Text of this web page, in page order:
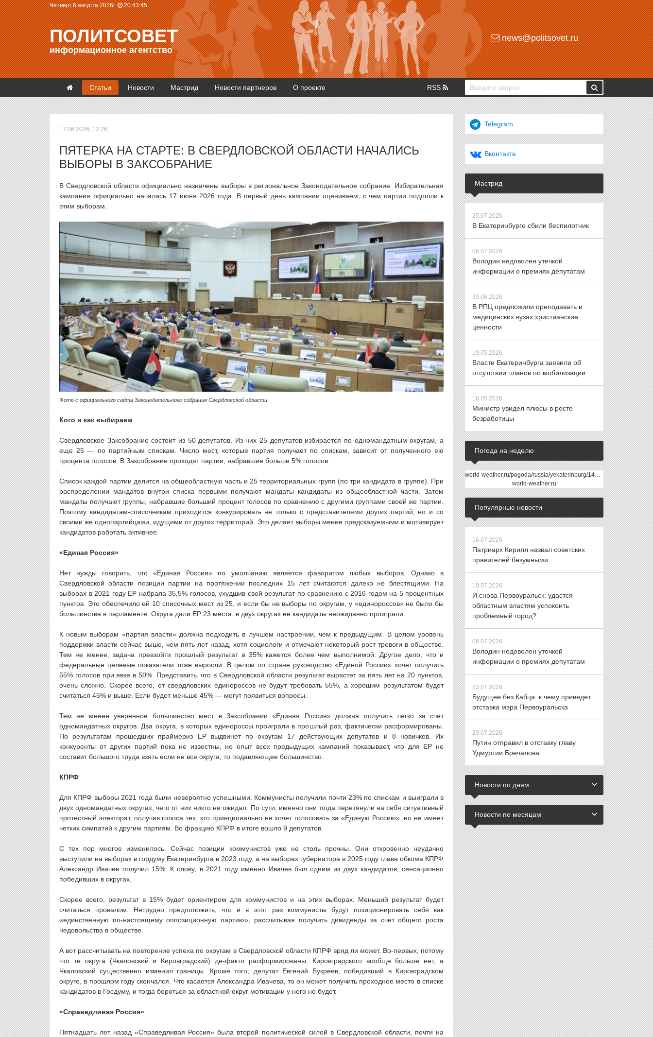
Четверг 6 августа 2026г. 20:43:47
ПОЛИТСОВЕТ
информационное агентство
news@politsovet.ru
Статьи Новости Мастрид Новости партнеров О проекте RSS
17.06.2026, 12:26
ПЯТЕРКА НА СТАРТЕ: В СВЕРДЛОВСКОЙ ОБЛАСТИ НАЧАЛИСЬ
ВЫБОРЫ В ЗАКСОБРАНИЕ
В Свердловской области официально назначены выборы в региональное Законодательное собрание. Избирательная
кампания официально началась 17 июня 2026 года. В первый день кампании оцениваем, с чем партии подошли к
этим выборам.
Фото с официального сайта Законодательного собрания Свердловской области
Кого и как выбираем
Свердловское Заксобрание состоит из 50 депутатов. Из них 25 депутатов избирается по одномандатным округам, а
еще 25 — по партийным спискам. Число мест, которые партия получает по спискам, зависит от полученного ею
процента голосов. В Заксобрание проходят партии, набравшие больше 5% голосов.
Список каждой партии делится на общеобластную часть и 25 территориальных групп (по три кандидата в группе). При
распределении мандатов внутри списка первыми получают мандаты кандидаты из общеобластной части. Затем
мандаты получают группы, набравшие больший процент голосов по сравнению с другими группами своей же партии.
Поэтому кандидатам-списочникам приходится конкурировать не только с представителями других партий, но и со
своими же однопартийцами, идущими от других территорий. Это делает выборы менее предсказуемыми и мотивирует
кандидатов работать активнее.
«Единая Россия»
Нет нужды говорить, что «Единая Россия» по умолчанию является фаворитом любых выборов. Однако в
Свердловской области позиции партии на протяжении последних 15 лет считаются далеко не блестящими. На
выборах в 2021 году ЕР набрала 35,5% голосов, ухудшив свой результат по сравнению с 2016 годом на 5 процентных
пунктов. Это обеспечило ей 10 списочных мест из 25, и если бы не выборы по округам, у «единороссов» не было бы
большинства в парламенте. Округа дали ЕР 23 места: в двух округах ее кандидаты неожиданно проиграли.
К новым выборам «партия власти» должна подходить в лучшем настроении, чем к предыдущим. В целом уровень
поддержки власти сейчас выше, чем пять лет назад, хотя социологи и отмечают некоторый рост тревоги в обществе.
Тем не менее, задача превзойти прошлый результат в 35% кажется более чем выполнимой. Другое дело, что и
федеральные целевые показатели тоже выросли. В целом по стране руководство «Единой России» хочет получить
55% голосов при явке в 50%. Представить, что в Свердловской области результат вырастет за пять лет на 20 пунктов,
очень сложно. Скорее всего, от свердловских единороссов не будут требовать 55%, а хорошим результатом будет
считаться 45% и выше. Если будет меньше 45% — могут появиться вопросы.
Тем не менее уверенное большинство мест в Заксобрании «Единая Россия» должна получить легко за счет
одномандатных округов. Два округа, в которых единороссы проиграли в прошлый раз, фактически расформированы.
По результатам прошедших праймериз ЕР выдвинет по округам 17 действующих депутатов и 8 новичков. Их
конкуренты от других партий пока не известны, но опыт всех предыдущих кампаний показывает, что для ЕР не
составит большого труда взять если не все округа, то подавляющее большинство.
КПРФ
Для КПРФ выборы 2021 года были невероятно успешными. Коммунисты получили почти 23% по спискам и выиграли в
двух одномандатных округах, чего от них никто не ожидал. По сути, именно они тогда перетянули на себя ситуативный
протестный электорат, получив голоса тех, кто принципиально не хочет голосовать за «Единую Россию», но не имеет
четких симпатий к другим партиям. Во фракцию КПРФ в итоге вошло 9 депутатов.
С тех пор многое изменилось. Сейчас позиции коммунистов уже не столь прочны. Они откровенно неудачно
выступили на выборах в гордуму Екатеринбурга в 2023 году, а на выборах губернатора в 2025 году глава обкома КПРФ
Александр Ивачев получил 15%. К слову, в 2021 году именно Ивачев был одним из двух кандидатов, сенсационно
победивших в округах.
Скорее всего, результат в 15% будет ориентиром для коммунистов и на этих выборах. Меньший результат будет
считаться провалом. Нетрудно предположить, что и в этот раз коммунисты будут позиционировать себя как
«единственную по-настоящему оппозиционную партию», рассчитывая получить дивиденды за счет общего роста
недовольства в обществе.
А вот рассчитывать на повторение успеха по округам в Свердловской области КПРФ вряд ли может. Во-первых, потому
что те округа (Чкаловский и Кировградский) де-факто расформированы: Кировградского вообще больше нет, а
Чкаловский существенно изменил границы. Кроме того, депутат Евгений Букреев, победивший в Кировградском
округе, в прошлом году скончался. Что касается Александра Ивачева, то он может получить проходное место в списке
кандидатов в Госдуму, и тогда бороться за областной округ мотивации у него не будет.
«Справедливая Россия»
Пятнадцать лет назад «Справедливая Россия» была второй политической силой в Свердловской области, почти на
Telegram
Вконтакте
Мастрид
25.07.2026
В Екатеринбурге сбили беспилотник
08.07.2026
Володин недоволен утечкой
информации о премиях депутатам
30.06.2026
В РПЦ предложили преподавать в
медицинских вузах христианские
ценности
19.05.2026
Власти Екатеринбурга заявили об
отсутствии планов по мобилизации
18.05.2026
Министр увидел плюсы в росте
безработицы
Погода на неделю
world-weather.ru/pogoda/russia/yekaterinburg/14days/
world-weather.ru
Популярные новости
16.07.2026
Патриарх Кирилл назвал советских
правителей безумными
10.07.2026
И снова Первоуральск: удастся
областным властям успокоить
проблемный город?
08.07.2026
Володин недоволен утечкой
информации о премиях депутатам
23.07.2026
Будущее без Кабца: к чему приведет
отставка мэра Первоуральска
29.07.2026
Путин отправил в отставку главу
Удмуртии Бречалова
Новости по дням
Новости по месяцам